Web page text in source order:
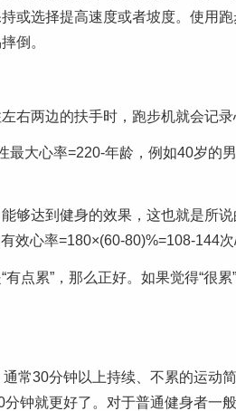
或选择提高速度或者坡度。使用
倒。
两边的扶手时，跑步机就会记录
大心率=220-年龄，例如40岁的
够达到健身的效果，这也就是所
效心率=180×(60-80)%=108-144次/
点累”，那么正好。如果觉得“很
常30分钟以上持续、不累的运动
钟就更好了。对于普通健身者一